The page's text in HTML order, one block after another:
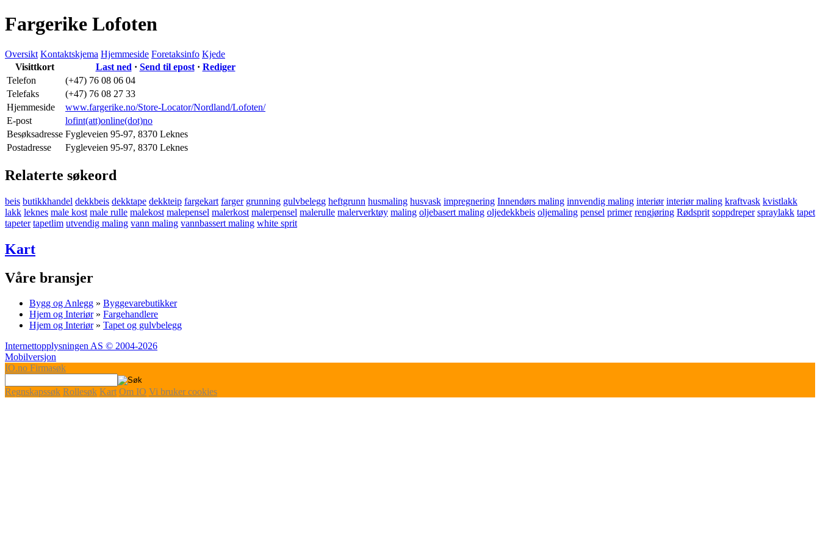
Fargerike Lofoten
Oversikt Kontaktskjema Hjemmeside Foretaksinfo Kjede
Visittkort
Last ned · Send til epost· Rediger
Telefon
(+47) 76 08 06 04
Telefaks
(+47) 76 08 27 33
Hjemmeside
www.fargerike.no/Store-Locator/Nordland/Lofoten/
E-post
lofint(att)online(dot)no
Besøksadresse Fygleveien 95-97, 8370 Leknes
Postadresse
Fygleveien 95-97, 8370 Leknes
Relaterte søkeord
beis butikkhandel dekkbeis dekktape dekkteip fargekart farger grunning gulvbelegg heftgrunn husmaling husvask impregnering Innendørs maling innvendig maling interiør interiør maling kraftvask kvistlakk
lakk leknes male kost male rulle malekost malepensel malerkost malerpensel malerulle malerverktøy maling oljebasert maling oljedekkbeis oljemaling pensel primer rengjøring Rødsprit soppdreper spraylakk tapet
tapeter tapetlim utvendig maling vann maling vannbassert maling white sprit
Kart
Våre bransjer
Bygg og Anlegg » Byggevarebutikker
Hjem og Interiør» Fargehandlere
Hjem og Interiør» Tapet og gulvbelegg
Internettopplysningen AS © 2004-2026
Mobilversjon
IO.no Firmasøk
Regnskapssøk Rollesøk Kart Om IO Vi bruker cookies